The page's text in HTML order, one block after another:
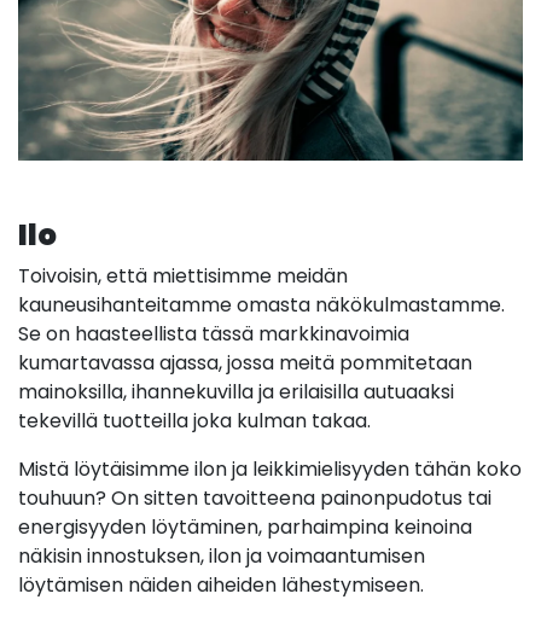
Ilo
Toivoisin, että miettisimme meidän
kauneusihanteitamme omasta näkökulmastamme.
Se on haasteellista tässä markkinavoimia
kumartavassa ajassa, jossa meitä pommitetaan
mainoksilla, ihannekuvilla ja erilaisilla autuaaksi
tekevillä tuotteilla joka kulman takaa.
Mistä löytäisimme ilon ja leikkimielisyyden tähän koko
touhuun? On sitten tavoitteena painonpudotus tai
energisyyden löytäminen, parhaimpina keinoina
näkisin innostuksen, ilon ja voimaantumisen
löytämisen näiden aiheiden lähestymiseen.